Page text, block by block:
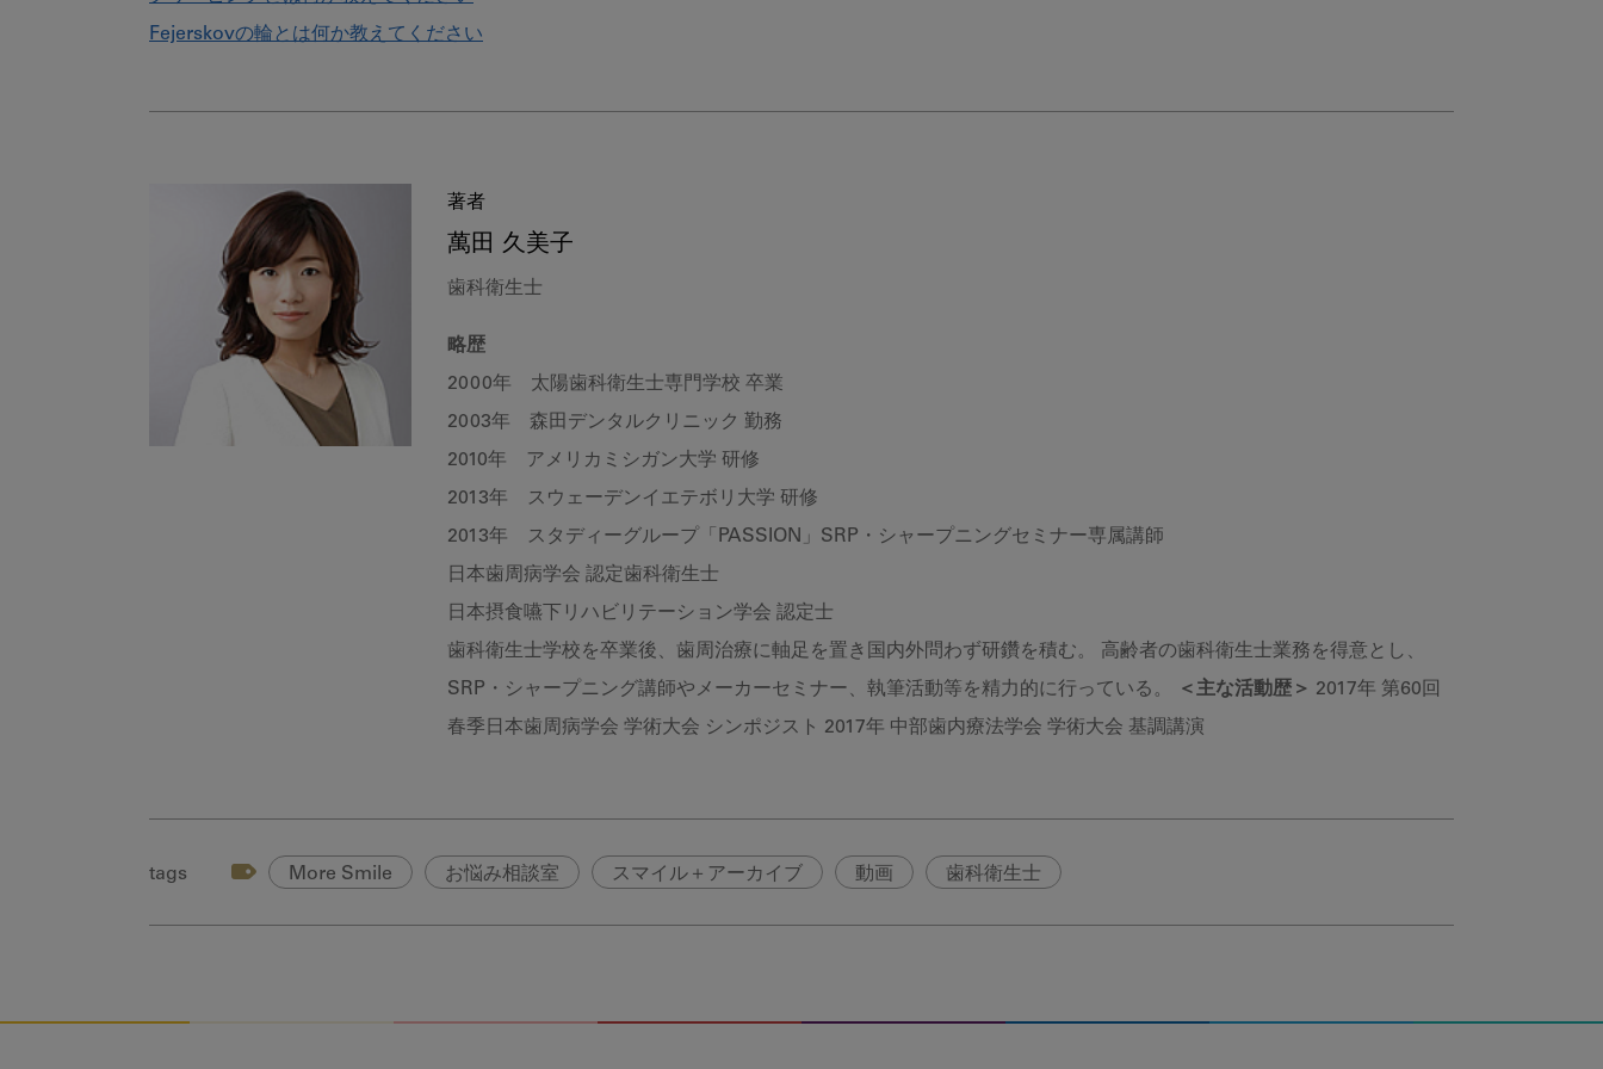
Fejerskovの輪とは何か教えてください
著者
萬田 久美子
歯科衛生士
略歴
2000年 太陽歯科衛生士専門学校 卒業
2003年 森田デンタルクリニック 勤務
2010年 アメリカミシガン大学 研修
2013年 スウェーデンイエテボリ大学 研修
2013年 スタディーグループ「PASSION」SRP・シャープニングセミナー専属講師
日本歯周病学会 認定歯科衛生士
日本摂食嚥下リハビリテーション学会 認定士
歯科衛生士学校を卒業後、歯周治療に軸足を置き国内外問わず研鑽を積む。 高齢者の歯科衛生士業務を得意とし、
SRP・シャープニング講師やメーカーセミナー、執筆活動等を精力的に行っている。
＜主な活動歴＞ 2017年 第60回
春季日本歯周病学会 学術大会 シンポジスト 2017年 中部歯内療法学会 学術大会 基調講演
tags More Smile お悩み相談室 スマイル＋アーカイブ 動画 歯科衛生士